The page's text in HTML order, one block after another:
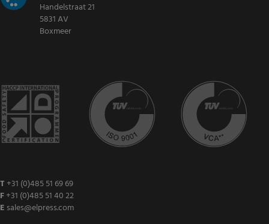
Handelstraat 21
5831 AV
Boxmeer
T +31 (0)485 51 69 69
F+31 (0)485 51 40 22
E sales@elpress.com